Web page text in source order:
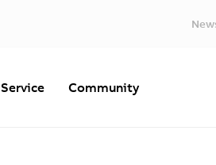
Service Community